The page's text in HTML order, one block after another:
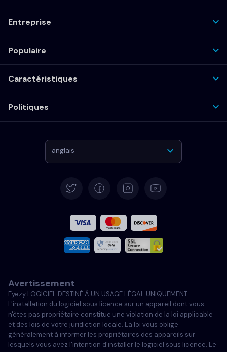
Entreprise
Populaire
Caractéristiques
Politiques
anglais
Français
Italiano
Portugais
Türkçe
Polski
Avertissement
Eyezy LOGICIEL DESTINÉ À UN USAGE LÉGAL UNIQUEMENT.
L'installation du logiciel sous licence sur un appareil dont vous
n'êtes pas propriétaire constitue une violation de la loi applicable
et des lois de votre juridiction locale. La loi vous oblige
généralement à informer les propriétaires des appareils sur
lesquels vous avez l'intention d'installer le logiciel sous licence. Le